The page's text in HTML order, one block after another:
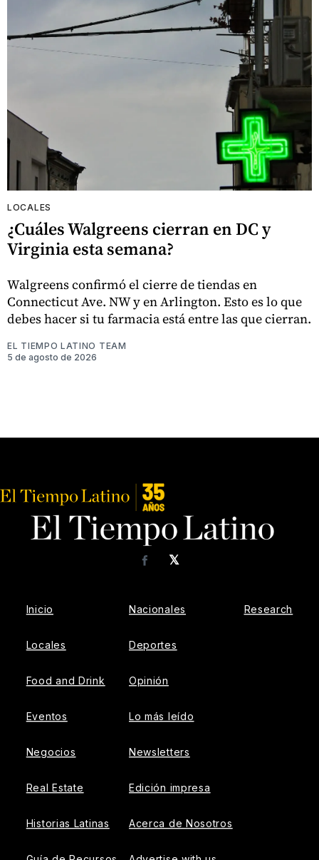
LOCALES
¿Cuáles Walgreens cierran en DC y
Virginia esta semana?
Walgreens confirmó el cierre de tiendas en
Connecticut Ave. NW y en Arlington. Esto es lo que
debes hacer si tu farmacia está entre las que cierran.
EL TIEMPO LATINO TEAM
5 de agosto de 2026
𝕏
Facebook
Inicio
Locales
Food and Drink
Eventos
Negocios
Real Estate
Historias Latinas
Nacionales
Deportes
Opinión
Lo más leído
Newsletters
Edición impresa
Acerca de Nosotros
Research